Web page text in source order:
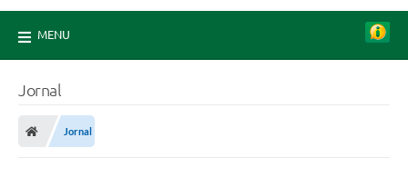
MENU
Jornal
Jornal